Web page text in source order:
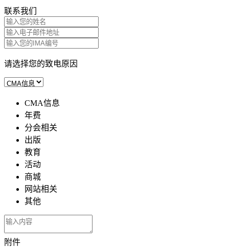
联系我们
请选择您的致电原因
CMA信息
年费
分会相关
出版
教育
活动
商城
网站相关
其他
附件